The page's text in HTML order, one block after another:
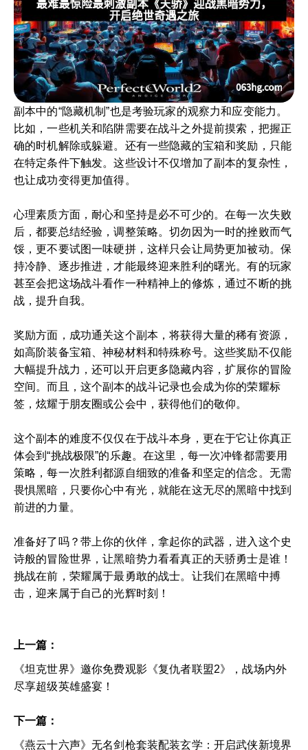
副本中的“隐藏机制”也是考验玩家的观察力和应变能力。
比如，一些机关和陷阱需要在战斗之外提前摸索，把握正
确的时机解除或躲避。还有一些隐藏的宝箱和奖励，只能
在特定条件下触发。这些设计不仅增加了副本的复杂性，
也让成功变得更加值得。
心理素质方面，耐心和坚持是必不可少的。在每一次失败
后，都要总结经验，调整策略。切勿因为一时的挫败而气
馁，更不要试图一味硬拼，这样只会让局势更加被动。保
持冷静、逐步推进，才能最终迎来胜利的曙光。有的玩家
甚至会把这场战斗看作一种精神上的修炼，通过不断的挑
战，提升自我。
奖励方面，成功通关这个副本，将获得大量的稀有资源，
如高阶装备宝箱、神秘材料和特殊称号。这些奖励不仅能
大幅提升战力，还可以开启更多隐藏内容，扩展你的冒险
空间。而且，这个副本的战斗记录也会成为你的荣耀标
签，炫耀于朋友圈或公会中，获得他们的敬仰。
这个副本的难度不仅仅在于战斗本身，更在于它让你真正
体会到“挑战极限”的乐趣。在这里，每一次冲锋都需要用
策略，每一次胜利都源自细致的准备和坚定的信念。无需
畏惧黑暗，只要你心中有光，就能在这无尽的黑暗中找到
前进的力量。
准备好了吗？带上你的伙伴，拿起你的武器，进入这个史
诗般的冒险世界，让黑暗势力看看真正的天骄勇士是谁！
挑战在前，荣耀属于最勇敢的战士。让我们在黑暗中搏
击，迎来属于自己的光辉时刻！
上一篇：
《坦克世界》邀你免费观影《复仇者联盟2》，战场内外
尽享超级英雄盛宴！
下一篇：
《燕云十六声》无名剑枪套装配装玄学：开启武侠新境界